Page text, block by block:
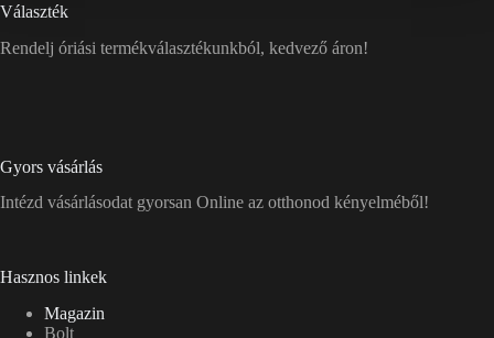
Választék
Rendelj óriási termékválasztékunkból, kedvező áron!
Gyors vásárlás
Intézd vásárlásodat gyorsan Online az otthonod kényelméből!
Hasznos linkek
Magazin
Bolt